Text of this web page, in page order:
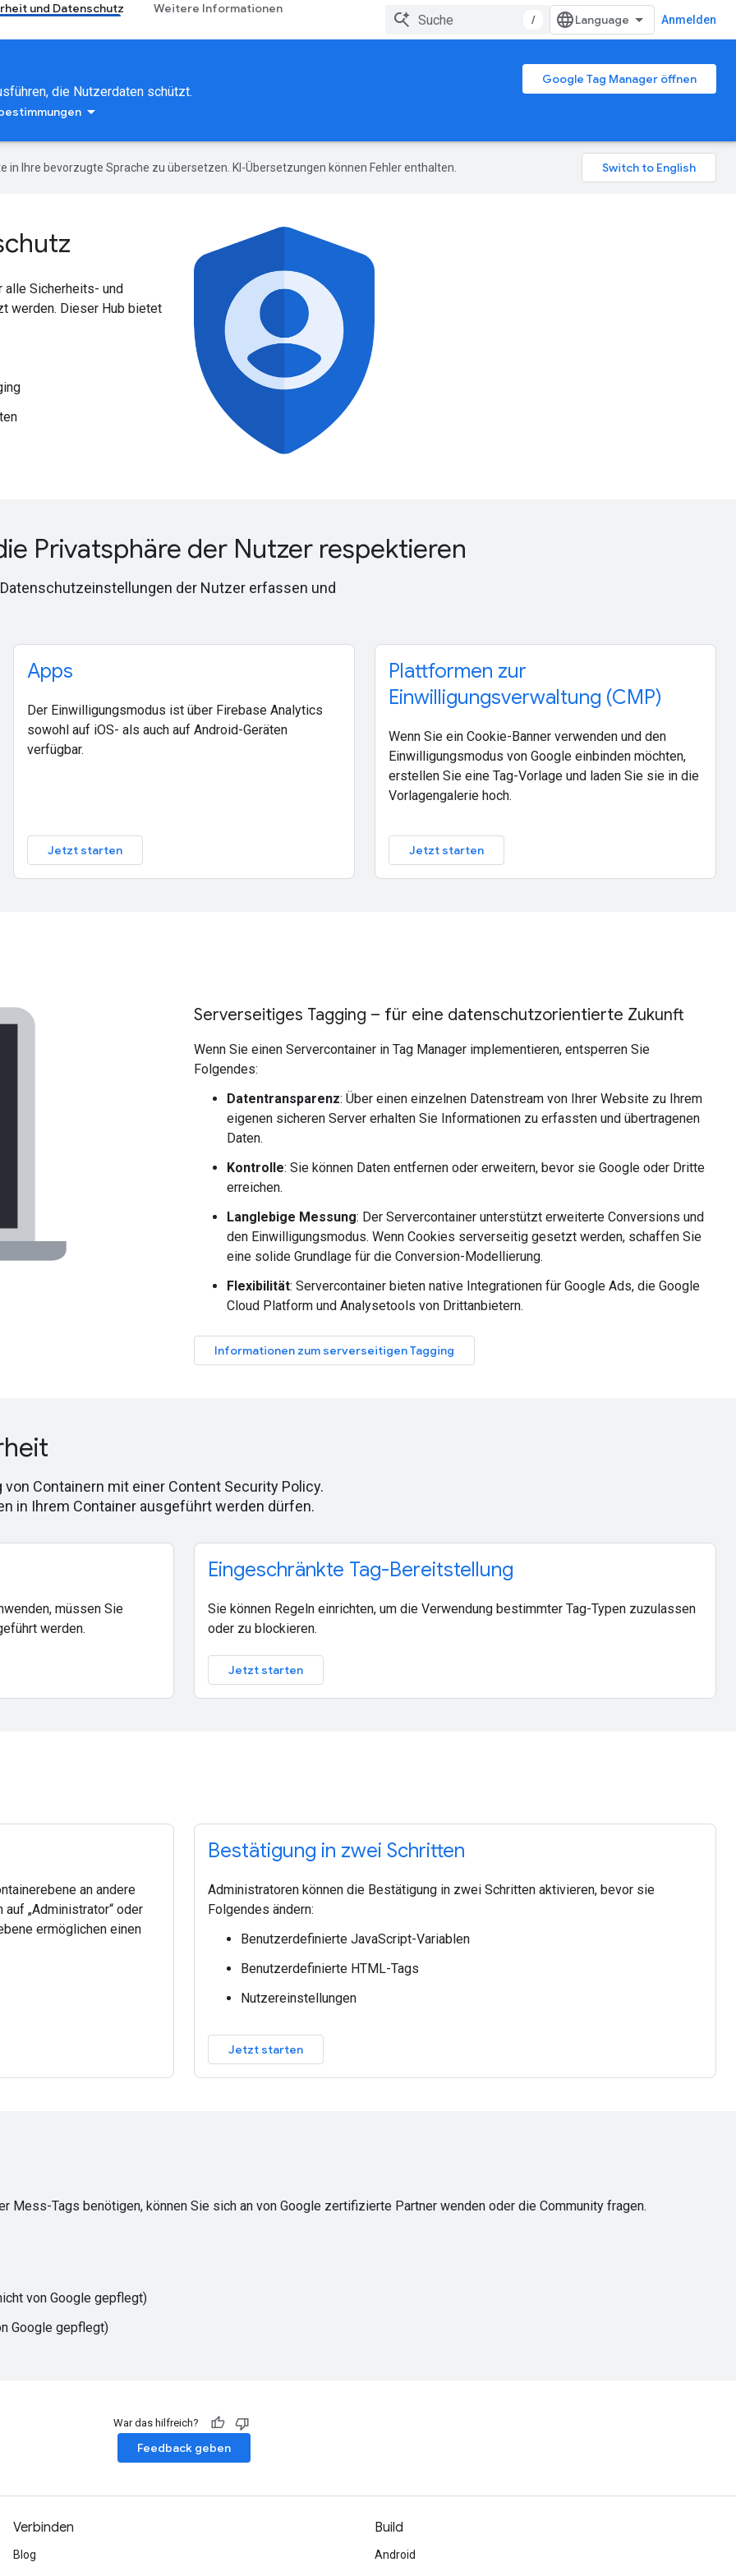
und Datenschutz Weitere Informationen
/ Anmelden
die Nutzerdaten schützt.
Google Tag Manager öffnen
in Ihre bevorzugte Sprache zu übersetzen. KI-Übersetzungen können Fehler enthalten.
alle Sicherheits- und
werden. Dieser Hub bietet
Privatsphäre der Nutzer respektieren
der Nutzer erfassen und
Apps
Der Einwilligungsmodus ist über Firebase Analytics
sowohl auf iOS- als auch auf Android-Geräten
verfügbar.
Jetzt starten
Plattformen zur
Einwilligungsverwaltung (CMP)
Wenn Sie ein Cookie-Banner verwenden und den
Einwilligungsmodus von Google einbinden möchten,
erstellen Sie eine Tag-Vorlage und laden Sie sie in die
Vorlagengalerie hoch.
Jetzt starten
Serverseitiges Tagging – für eine datenschutzorientierte Zukunft
Wenn Sie einen Servercontainer in Tag Manager implementieren, entsperren Sie
Folgendes:
Datentransparenz: Über einen einzelnen Datenstream von Ihrer Website zu Ihrem
eigenen sicheren Server erhalten Sie Informationen zu erfassten und übertragenen
Daten.
Kontrolle: Sie können Daten entfernen oder erweitern, bevor sie Google oder Dritte
erreichen.
Langlebige Messung: Der Servercontainer unterstützt erweiterte Conversions und
den Einwilligungsmodus. Wenn Cookies serverseitig gesetzt werden, schaffen Sie
eine solide Grundlage für die Conversion-Modellierung.
Flexibilität: Servercontainer bieten native Integrationen für Google Ads, die Google
Cloud Platform und Analysetools von Drittanbietern.
Informationen zum serverseitigen Tagging
Containern mit einer Content Security Policy.
in Ihrem Container ausgeführt werden dürfen.
müssen Sie
werden.
Eingeschränkte Tag-Bereitstellung
Sie können Regeln einrichten, um die Verwendung bestimmter Tag-Typen zuzulassen
oder zu blockieren.
Jetzt starten
an andere
auf „Administrator“ oder
ermöglichen einen
Bestätigung in zwei Schritten
Administratoren können die Bestätigung in zwei Schritten aktivieren, bevor sie
Folgendes ändern:
Benutzerdefinierte JavaScript-Variablen
Benutzerdefinierte HTML-Tags
Nutzereinstellungen
Jetzt starten
Mess-Tags benötigen, können Sie sich an von Google zertifizierte Partner wenden oder die Community fragen.
von Google gepflegt)
Google gepflegt)
War das hilfreich?
Feedback geben
Verbinden
Blog
Build
Android